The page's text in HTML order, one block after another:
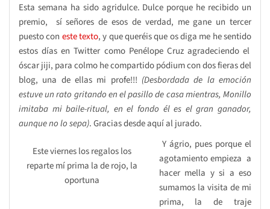
Esta semana ha sido agridulce. Dulce porque he recibido un
premio, sí señores de esos de verdad, me gane un tercer
puesto con este texto, y que queréis que os diga me he sentido
estos días en Twitter como Penélope Cruz agradeciendo el
óscar jiji, para colmo he compartido pódium con dos fieras del
blog, una de ellas mi profe!!! (Desbordada de la emoción
estuve un rato gritando en el pasillo de casa mientras, Monillo
imitaba mi baile-ritual, en el fondo él es el gran ganador,
aunque no lo sepa). Gracias desde aquí al jurado.
Este viernes los regalos los
reparte mí prima la de rojo, la
oportuna
Y ágrio, pues porque el
agotamiento empieza a
hacer mella y si a eso
sumamos la visita de mi
prima, la de traje